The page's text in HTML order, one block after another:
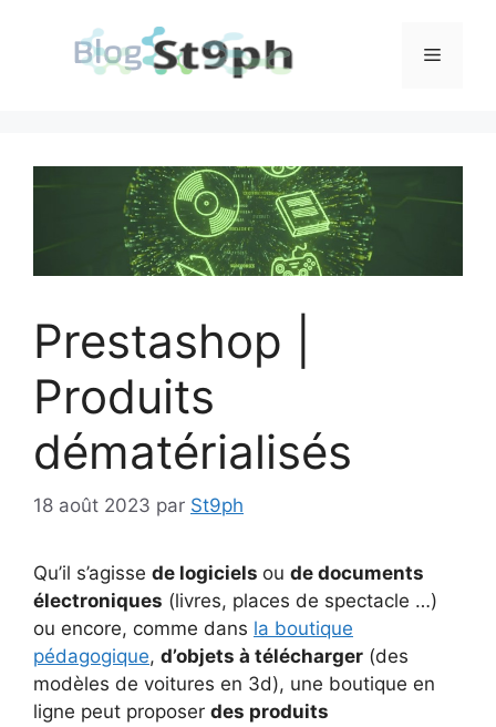
Menu
Prestashop |
Produits
dématérialisés
18 août 2023 par St9ph
Qu’il s’agisse de logiciels ou de documents
électroniques (livres, places de spectacle …)
ou encore, comme dans la boutique
pédagogique, d’objets à télécharger (des
modèles de voitures en 3d), une boutique en
ligne peut proposer des produits